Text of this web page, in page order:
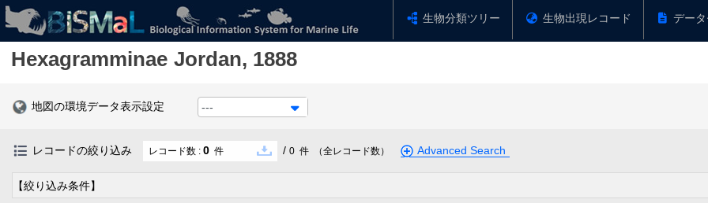
生物分類ツリー 生物出現レコード デー
Hexagramminae Jordan, 1888
地図の環境データ表示設定 ---
レコードの絞り込み レコード数 : 0 件 / 0 件 （全レコード数） Advanced Search
【絞り込み条件】